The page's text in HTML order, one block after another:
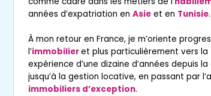
années d’expatriation en Asie et en Tunisie.
À mon retour en France, je m’oriente
l’immobilieret plus particulièrement vers la
expérience d’une dizaine d’années depuis
jusqu’à la gestion locative, en passant par
immobiliers d’exception.